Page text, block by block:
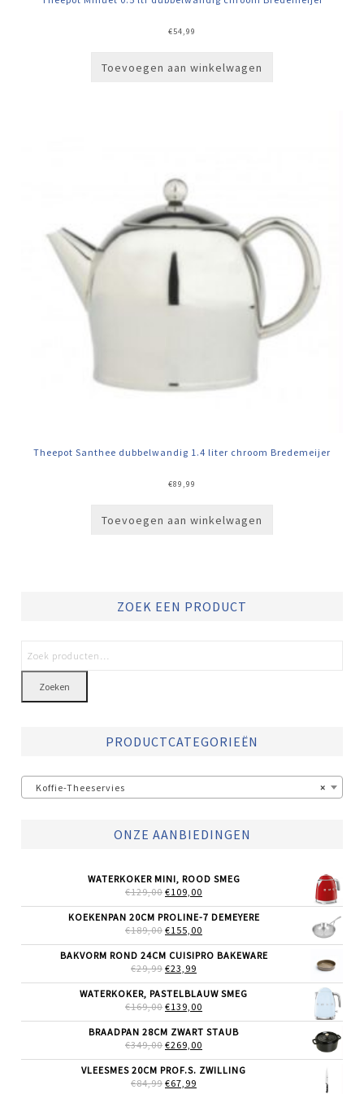
€54,99
Toevoegen aan winkelwagen
Theepot Santhee dubbelwandig 1.4 liter chroom Bredemeijer
€89,99
Toevoegen aan winkelwagen
ZOEK EEN PRODUCT
Zoeken
PRODUCTCATEGORIEËN
×
Koffie-Theeservies
ONZE AANBIEDINGEN
WATERKOKER MINI, ROOD SMEG
€129,00 OORSPRONKELIJKE
WAS:
€129,00.
€109,00
IS:
KOEKENPAN 20CM PROLINE-7 DEMEYERE
€189,00 OORSPRONKELIJKE
WAS:
€189,00.
€155,00
IS:
BAKVORM ROND 24CM CUISIPRO BAKEWARE
€29,99 OORSPRONKELIJKE
WAS:
€29,99.
€23,99
IS:
€23,99.
WATERKOKER, PASTELBLAUW SMEG
€169,00 OORSPRONKELIJKE
WAS:
€169,00.
€139,00
IS:
BRAADPAN 28CM ZWART STAUB
€349,00 OORSPRONKELIJKE
WAS:
€349,00.
€269,00
IS:
VLEESMES 20CM PROF.S. ZWILLING
€84,99 OORSPRONKELIJKE
€67,99